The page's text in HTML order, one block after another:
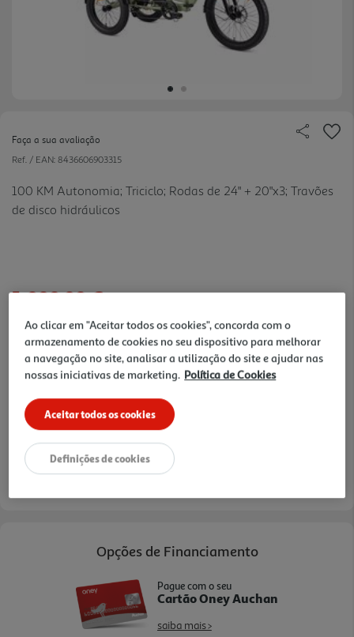
Faça a sua avaliação
Ref. / EAN: 8436606903315
100 KM Autonomia; Triciclo; Rodas de 24" + 20"x3; Travões
de disco hidráulicos
1.999,99 €
50% de desconto imediato no Capacete
De 6/7/2026 a 31/8/2026
50% de desconto imediato no CAPACETE YOUIN:PRETO
MA1016 na compra de uma bicicleta ou trotinete
Clube Auchan. Limitado ao stock existente. Adicione a
Bicicleta ou Trotinete mais o Capacete ao carrinho de
compras, desconto aplicado no último passo do carrinho.
verificar stock em loja >
Opções de Financiamento
Pague com o seu
Cartão Oney Auchan
saiba mais >
Ao clicar em "Aceitar todos os cookies", concorda com o
armazenamento de cookies no seu dispositivo para melhorar
a navegação no site, analisar a utilização do site e ajudar nas
nossas iniciativas de marketing. Política de Cookies
Aceitar todos os cookies
Definições de cookies